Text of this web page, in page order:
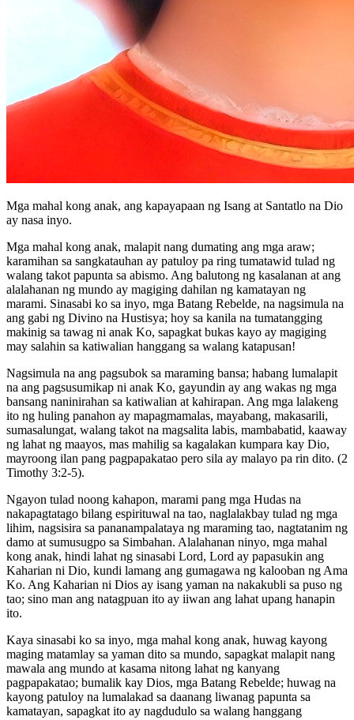
Mga mahal kong anak, ang kapayapaan ng Isang at Santatlo na Dio
ay nasa inyo.
Mga mahal kong anak, malapit nang dumating ang mga araw;
karamihan sa sangkatauhan ay patuloy pa ring tumatawid tulad ng
walang takot papunta sa abismo. Ang balutong ng kasalanan at ang
alalahanan ng mundo ay magiging dahilan ng kamatayan ng
marami. Sinasabi ko sa inyo, mga Batang Rebelde, na nagsimula na
ang gabi ng Divino na Hustisya; hoy sa kanila na tumatangging
makinig sa tawag ni anak Ko, sapagkat bukas kayo ay magiging
may salahin sa katiwalian hanggang sa walang katapusan!
Nagsimula na ang pagsubok sa maraming bansa; habang lumalapit
na ang pagsusumikap ni anak Ko, gayundin ay ang wakas ng mga
bansang naninirahan sa katiwalian at kahirapan. Ang mga lalakeng
ito ng huling panahon ay mapagmamalas, mayabang, makasarili,
sumasalungat, walang takot na magsalita labis, mambabatid, kaaway
ng lahat ng maayos, mas mahilig sa kagalakan kumpara kay Dio,
mayroong ilan pang pagpapakatao pero sila ay malayo pa rin dito. (2
Timothy 3:2-5).
Ngayon tulad noong kahapon, marami pang mga Hudas na
nakapagtatago bilang espirituwal na tao, naglalakbay tulad ng mga
lihim, nagsisira sa pananampalataya ng maraming tao, nagtatanim ng
damo at sumusugpo sa Simbahan. Alalahanan ninyo, mga mahal
kong anak, hindi lahat ng sinasabi Lord, Lord ay papasukin ang
Kaharian ni Dio, kundi lamang ang gumagawa ng kalooban ng Ama
Ko. Ang Kaharian ni Dios ay isang yaman na nakakubli sa puso ng
tao; sino man ang natagpuan ito ay iiwan ang lahat upang hanapin
ito.
Kaya sinasabi ko sa inyo, mga mahal kong anak, huwag kayong
maging matamlay sa yaman dito sa mundo, sapagkat malapit nang
mawala ang mundo at kasama nitong lahat ng kanyang
pagpapakatao; bumalik kay Dios, mga Batang Rebelde; huwag na
kayong patuloy na lumalakad sa daanang liwanag papunta sa
kamatayan, sapagkat ito ay nagdudulo sa walang hanggang